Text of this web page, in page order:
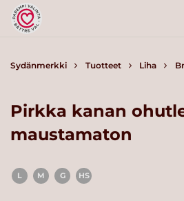
Sydänmerkki Tuotteet Liha
Pirkka kanan
maustamaton
L M G HS